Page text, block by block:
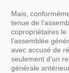
Mais,
tenue de
copropriétaires le
l’assemblée
avec accusé de
seulement d’un
générale